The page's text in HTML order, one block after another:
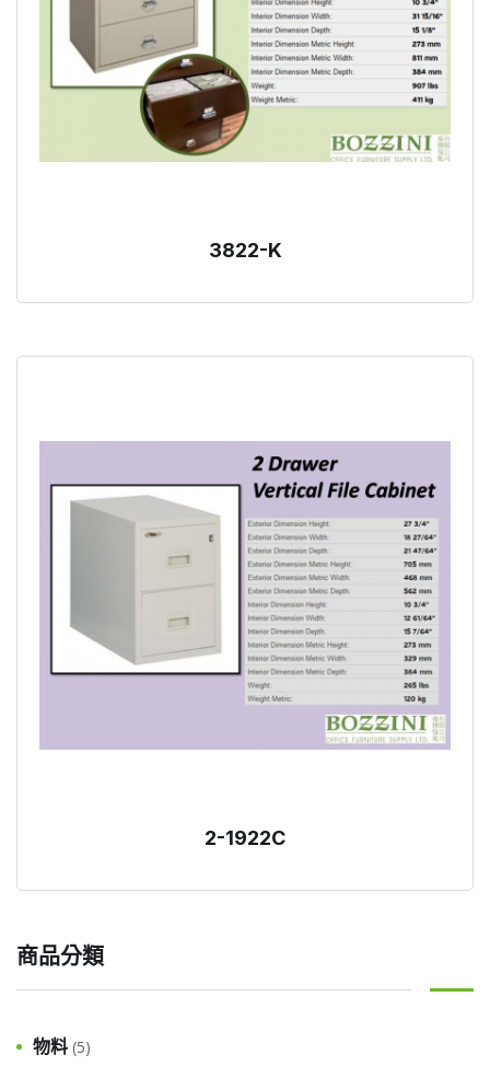
3822-K
2-1922C
商品分類
物料 (5)